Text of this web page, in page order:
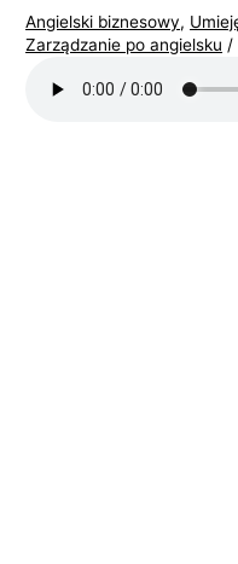
Angielski biznesowy,
Zarządzanie po angielsku /